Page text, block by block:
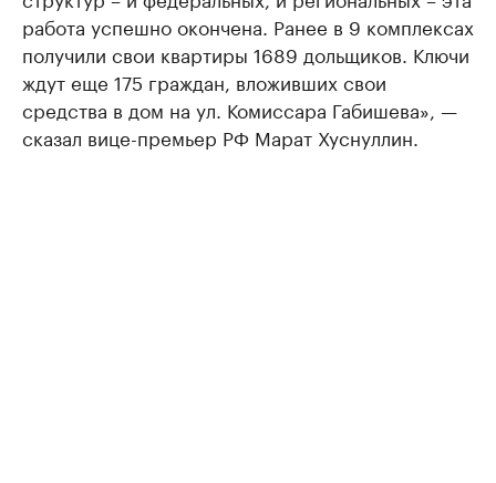
работа успешно окончена. Ранее в 9 комплексах
получили свои квартиры 1689 дольщиков. Ключи
ждут еще 175 граждан, вложивших свои
средства в дом на ул. Комиссара Габишева», —
сказал вице-премьер РФ Марат Хуснуллин.